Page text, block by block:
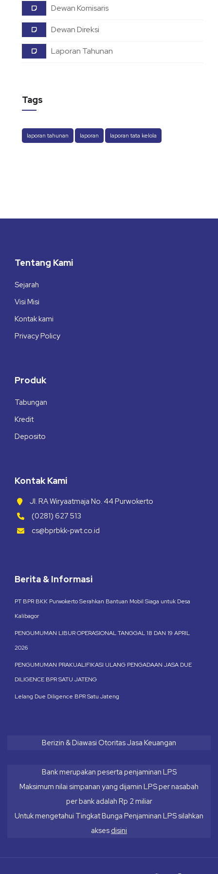
Dewan Komisaris
Dewan Direksi
Laporan Tahunan
Tags
laporan tahunan laporan laporan tata kelola
Tentang Kami
Sejarah
Visi Misi
Kontak kami
Privacy Policy
Produk
Tabungan
Kredit
Deposito
Kontak Kami
Jl. RA Wiryaatmaja No. 44 Purwokerto
(0281) 627 513
cs@bprbkk-pwt.co.id
Berita & Informasi
PT BPR BKK Purwokerto Serahkan Bantuan Mobil Siaga untuk Desa
Kalibagor
PENGUMUMAN LIBUR OPERASIONAL TANGGAL 18 DAN 19 APRIL
2026
PENGUMUMAN PRAKUALIFIKASI ULANG PENGADAAN JASA DUE
DILIGENCE BPR SATU JATENG
Lelang Due Diligence BPR Satu Jateng
Berizin & Diawasi Otoritas Jasa Keuangan
Bank merupakan peserta penjaminan LPS
Maksimum nilai simpanan yang dijamin LPS per nasabah
per bank adalah Rp 2 miliar
Untuk mengetahui Tingkat Bunga Penjaminan LPS silahkan
akses disini